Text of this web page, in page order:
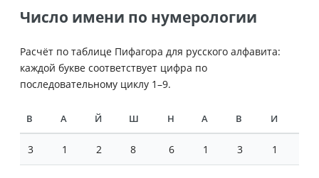
Число имени по нумерологии
Расчёт по таблице Пифагора для русского алфавита:
каждой букве соответствует цифра по
последовательному циклу 1–9.
В А Й Ш Н А В И
3 1 2 8 6 1 3 1